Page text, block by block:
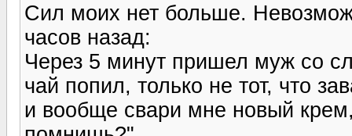
Сил моих нет больше.
часов назад:
Через 5 минут пришел муж со
чай попил, только не тот, что
и вообще свари мне новый крем,